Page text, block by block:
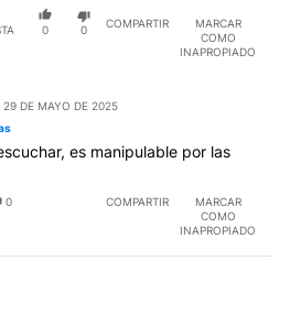
0 0
COMPARTIR
MARCAR
COMO
INAPROPIADO
29 DE MAYO DE 2025
es manipulable por las
0 COMPARTIR
MARCAR
COMO
INAPROPIADO